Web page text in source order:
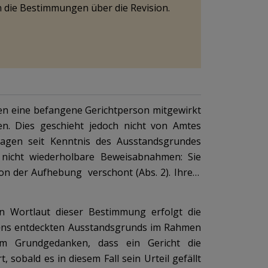
die Bestimmungen über die Revision.
eine befangene Gerichtperson mitgewirkt
Dies geschieht jedoch nicht von Amtes
seit Kenntnis des Ausstandsgrundes
wiederholbare Beweisabnahmen: Sie
der Aufhebung verschont (Abs. 2). Ihrem
Beweiswürdigung Rechnung getragen
eines Entscheides entdeckt wird,
den entsprechenden Bestimmungen des
Wortlaut dieser Bestimmung erfolgt die
entdeckten Ausstandsgrunds im Rahmen
Grundgedanken, dass ein Gericht die
sobald es in diesem Fall sein Urteil gefällt